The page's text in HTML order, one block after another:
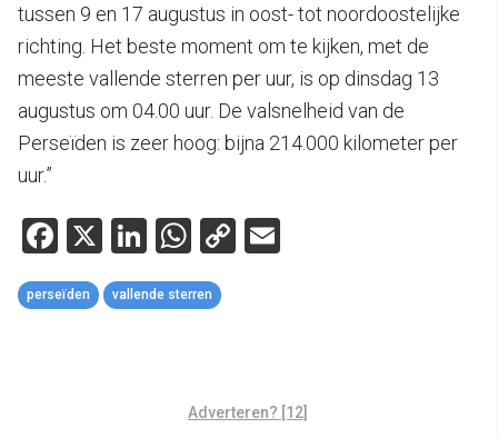
tussen 9 en 17 augustus in oost- tot noordoostelijke
richting. Het beste moment om te kijken, met de
meeste vallende sterren per uur, is op dinsdag 13
augustus om 04.00 uur. De valsnelheid van de
Perseïden is zeer hoog: bijna 214.000 kilometer per
uur.”
Facebook
X LinkedIn
WhatsApp
Copy
perseïden vallende sterren
Adverteren? [12]